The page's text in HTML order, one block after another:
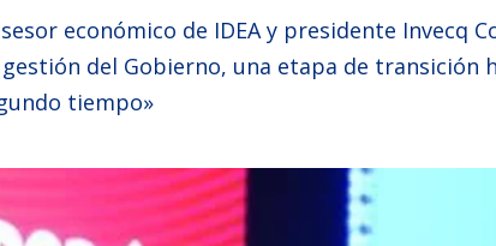
económico de IDEA y presidente Invecq
gestión del Gobierno, una etapa de transición
tiempo»